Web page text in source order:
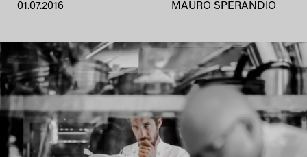
01.07.2016 MAURO SPERANDIO